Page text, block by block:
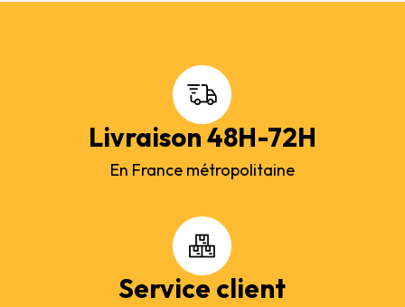
Livraison 48H-72H
En France métropolitaine
Service client